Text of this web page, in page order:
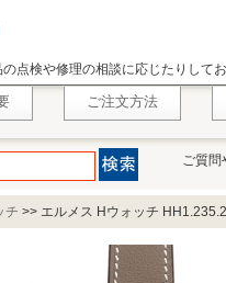
点検や修理の相談に応じたりして
ご注文方法
ご質問
チ >> エルメス Hウォッチ